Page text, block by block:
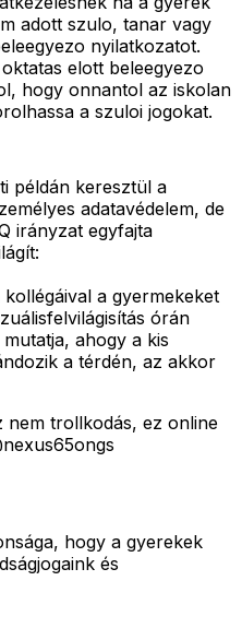
adott szulo, tanar vagy
nyilatkozatot.
elott beleegyezo
hogy onnantol az iskolan
a szuloi jogokat.
példán keresztül a
adatavédelem, de
irányzat egyfajta
a gyermekeket
órán
ahogy a kis
a térdén, az akkor
nem trollkodás, ez online
hogy a gyerekek
és